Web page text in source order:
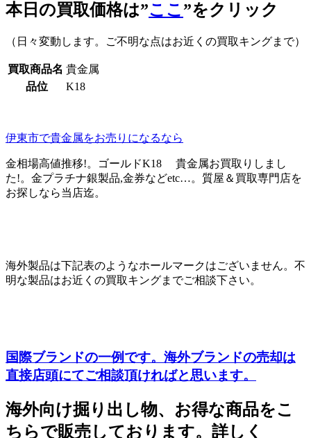
本日の買取価格は”ここ”をクリック
（日々変動します。ご不明な点はお近くの買取キングまで）
買取商品名 貴金属
品位
K18
伊東市で貴金属をお売りになるなら
金相場高値推移!。ゴールドK18 貴金属お買取りしまし
た!。金プラチナ銀製品,金券などetc…。質屋＆買取専門店を
お探しなら当店迄。
海外製品は下記表のようなホールマークはございません。不
明な製品はお近くの買取キングまでご相談下さい。
国際ブランドの一例です。海外ブランドの売却は
直接店頭にてご相談頂ければと思います。
海外向け掘り出し物、お得な商品をこ
ちらで販売しております。詳しく